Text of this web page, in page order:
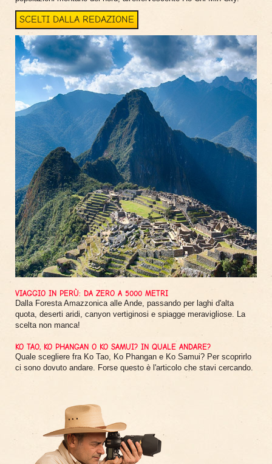
SCELTI DALLA REDAZIONE
VIAGGIO IN PERÙ: DA ZERO A 5000 METRI
Dalla Foresta Amazzonica alle Ande, passando per laghi d'alta
quota, deserti aridi, canyon vertiginosi e spiagge meravigliose. La
scelta non manca!
KO TAO, KO PHANGAN O KO SAMUI? IN QUALE ANDARE?
Quale scegliere fra Ko Tao, Ko Phangan e Ko Samui? Per scoprirlo
ci sono dovuto andare. Forse questo è l'articolo che stavi cercando.